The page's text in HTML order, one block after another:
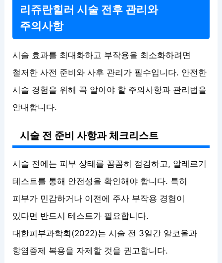
리쥬란힐러 시술 전후 관리와
주의사항
시술 효과를 최대화하고 부작용을 최소화하려면
철저한 사전 준비와 사후 관리가 필수입니다. 안전한
시술 경험을 위해 꼭 알아야 할 주의사항과 관리법을
안내합니다.
시술 전 준비 사항과 체크리스트
시술 전에는 피부 상태를 꼼꼼히 점검하고, 알레르기
테스트를 통해 안전성을 확인해야 합니다. 특히
피부가 민감하거나 이전에 주사 부작용 경험이
있다면 반드시 테스트가 필요합니다.
대한피부과학회(2022)는 시술 전 3일간 알코올과
항염증제 복용을 자제할 것을 권고합니다.